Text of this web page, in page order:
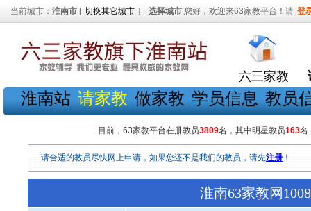
当前城市： 淮南市 [ 切换其它城市 ] 选择城市 您好，欢迎来63家教平台！请 登
六三家教
淮南站 请家教 做家教 学员信息 教员
目前，63家教平台在册教员3809名，其中明星教员163名
请合适的教员尽快网上申请，如果您还不是我们的教员，请先注册 ！
淮南63家教网